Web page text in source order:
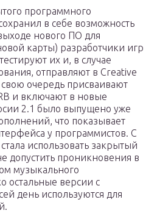
программного
в себе возможность
нового ПО для
карты) разработчики игр
их и, в случае
отправляют в Creative
очередь присваивают
и включают в новые
2.1 было выпущено уже
что показывает
у программистов. C
использовать закрытый
допустить проникновения в
музыкального
остальные версии с
день используются для